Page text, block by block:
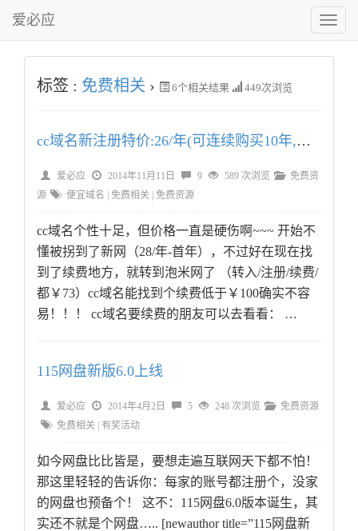
切
换
菜
爱必应
标签 : 免费相关 › 6个相关结果 449次浏览
cc域名新注册特价:26/年(可连续购买10年,超便宜)
爱必应 2014年11月11日 9 589 次浏览
免费资
源
便宜域名 免费相关 免费资源
cc域名个性十足，但价格一直是硬伤啊~~~ 开始不
懂被拐到了新网（28/年-首年），不过好在现在找
到了续费地方，就转到泡米网了 （转入/注册/续费/
都￥73）cc域名能找到个续费低于￥100确实不容
易！！！ cc域名要续费的朋友可以去看看： …
115网盘新版6.0上线
爱必应 2014年4月2日 5 248 次浏览
免费资源
免费相关
有奖活动
如今网盘比比皆是，要想走遍互联网天下都不怕！
那这里轻轻的告诉你：每家的账号都注册个，没家
的网盘也预备个！ 这不：115网盘6.0版本诞生，其
实还不就是个网盘….. [newauthor title=”115网盘新